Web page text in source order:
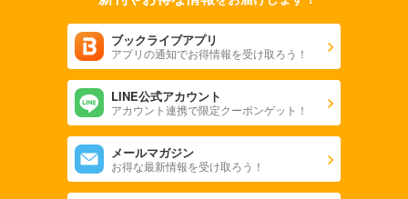
ブックライブアプリ
アプリの通知でお得情報を受け取ろう！
LINE公式アカウント
アカウント連携で限定クーポンゲット！
メールマガジン
お得な最新情報を受け取ろう！